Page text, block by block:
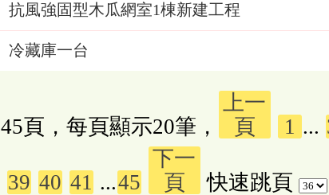
抗風強固型木瓜網室1棟新建工程
冷藏庫一台
45頁，每頁顯示20筆，
上一
頁
1 ...
39 40 41 ...45
下一
頁
快速跳頁